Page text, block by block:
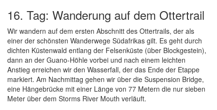
16. Tag: Wanderung auf dem Ottertrail
Wir wandern auf dem ersten Abschnitt des Ottertrails, der als
einer der schönsten Wanderwege Südafrikas gilt. Es geht durch
dichten Küstenwald entlang der Felsenküste (über Blockgestein),
dann an der Guano-Höhle vorbei und nach einem leichten
Anstieg erreichen wir den Wasserfall, der das Ende der Etappe
markiert. Am Nachmittag gehen wir über die Suspension Bridge,
eine Hängebrücke mit einer Länge von 77 Metern die nur sieben
Meter über dem Storms River Mouth verläuft.